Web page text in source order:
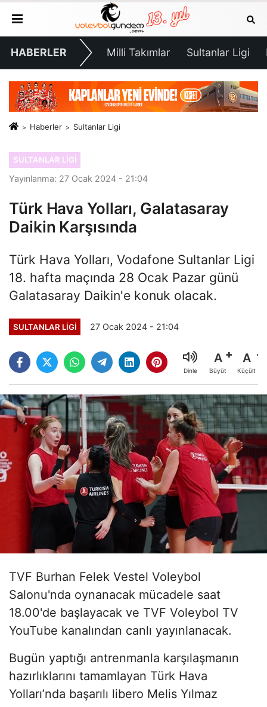
HABERLER Milli Takımlar Sultanlar Ligi
Haberler Sultanlar Ligi
SULTANLAR LIGI
Yayınlanma: 27 Ocak 2024 - 21:04
Türk Hava Yolları, Galatasaray
Daikin Karşısında
Türk Hava Yolları, Vodafone Sultanlar Ligi
18. hafta maçında 28 Ocak Pazar günü
Galatasaray Daikin'e konuk olacak.
SULTANLAR LIGI 27 Ocak 2024 - 21:04
Dinle
A
Büyüt
A
Küçült
TVF Burhan Felek Vestel Voleybol
Salonu'nda oynanacak mücadele saat
18.00'de başlayacak ve TVF Voleybol TV
YouTube kanalından canlı yayınlanacak.
Bugün yaptığı antrenmanla karşılaşmanın
hazırlıklarını tamamlayan Türk Hava
Yolları’nda başarılı libero Melis Yılmaz